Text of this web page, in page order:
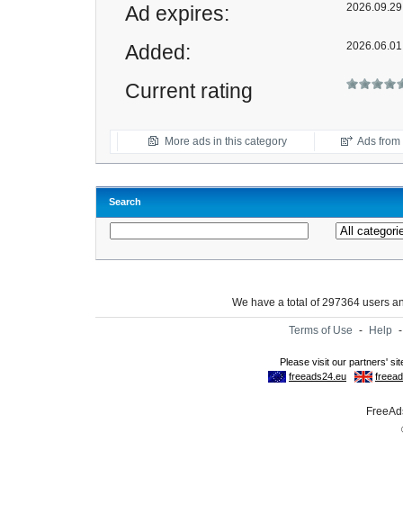
Ad expires:
Added: 2026.06.01
Current rating
More ads in this category Ads
Search
We have a total of 297364 users
Terms of Use - Help